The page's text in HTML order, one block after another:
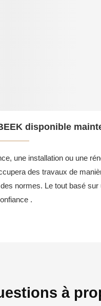
disponible
une installation ou une
des travaux de
normes. Le tout basé sur
.
à